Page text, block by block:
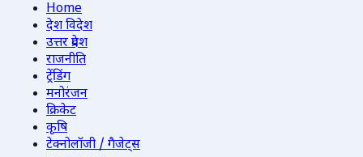
Home
देश विदेश
उत्तर प्रदेश
राजनीति
ट्रेंडिंग
मनोरंजन
क्रिकेट
कृषि
टेक्नोलॉजी / गैजेट्स